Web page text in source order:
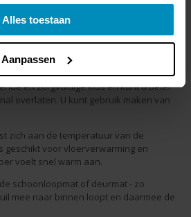
Alles toestaan
Aanpassen
gelijmd te worden. Om de lijm beter te
egaliseren van de ondervloer
ondervloer en verlijmen van een PVC
en zorgvuldige klus en kunt u beter
overlaten. U kunt gebruik maken van
zich aan de temperatuur van de
geschikt voor vloerverwarming en
voelt snel warm aan.
schoonloopmat of deurmat - zo
mee naar binnen loopt en daarmee de